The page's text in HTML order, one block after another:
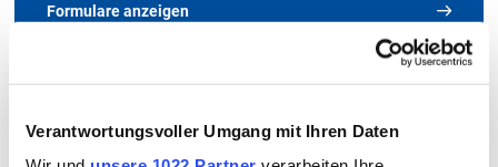
Verantwortungsvoller Umgang mit Ihren Daten
Formulare anzeigen
Alle Merkblätter und Formulare
Landratsamt Rottal-Inn